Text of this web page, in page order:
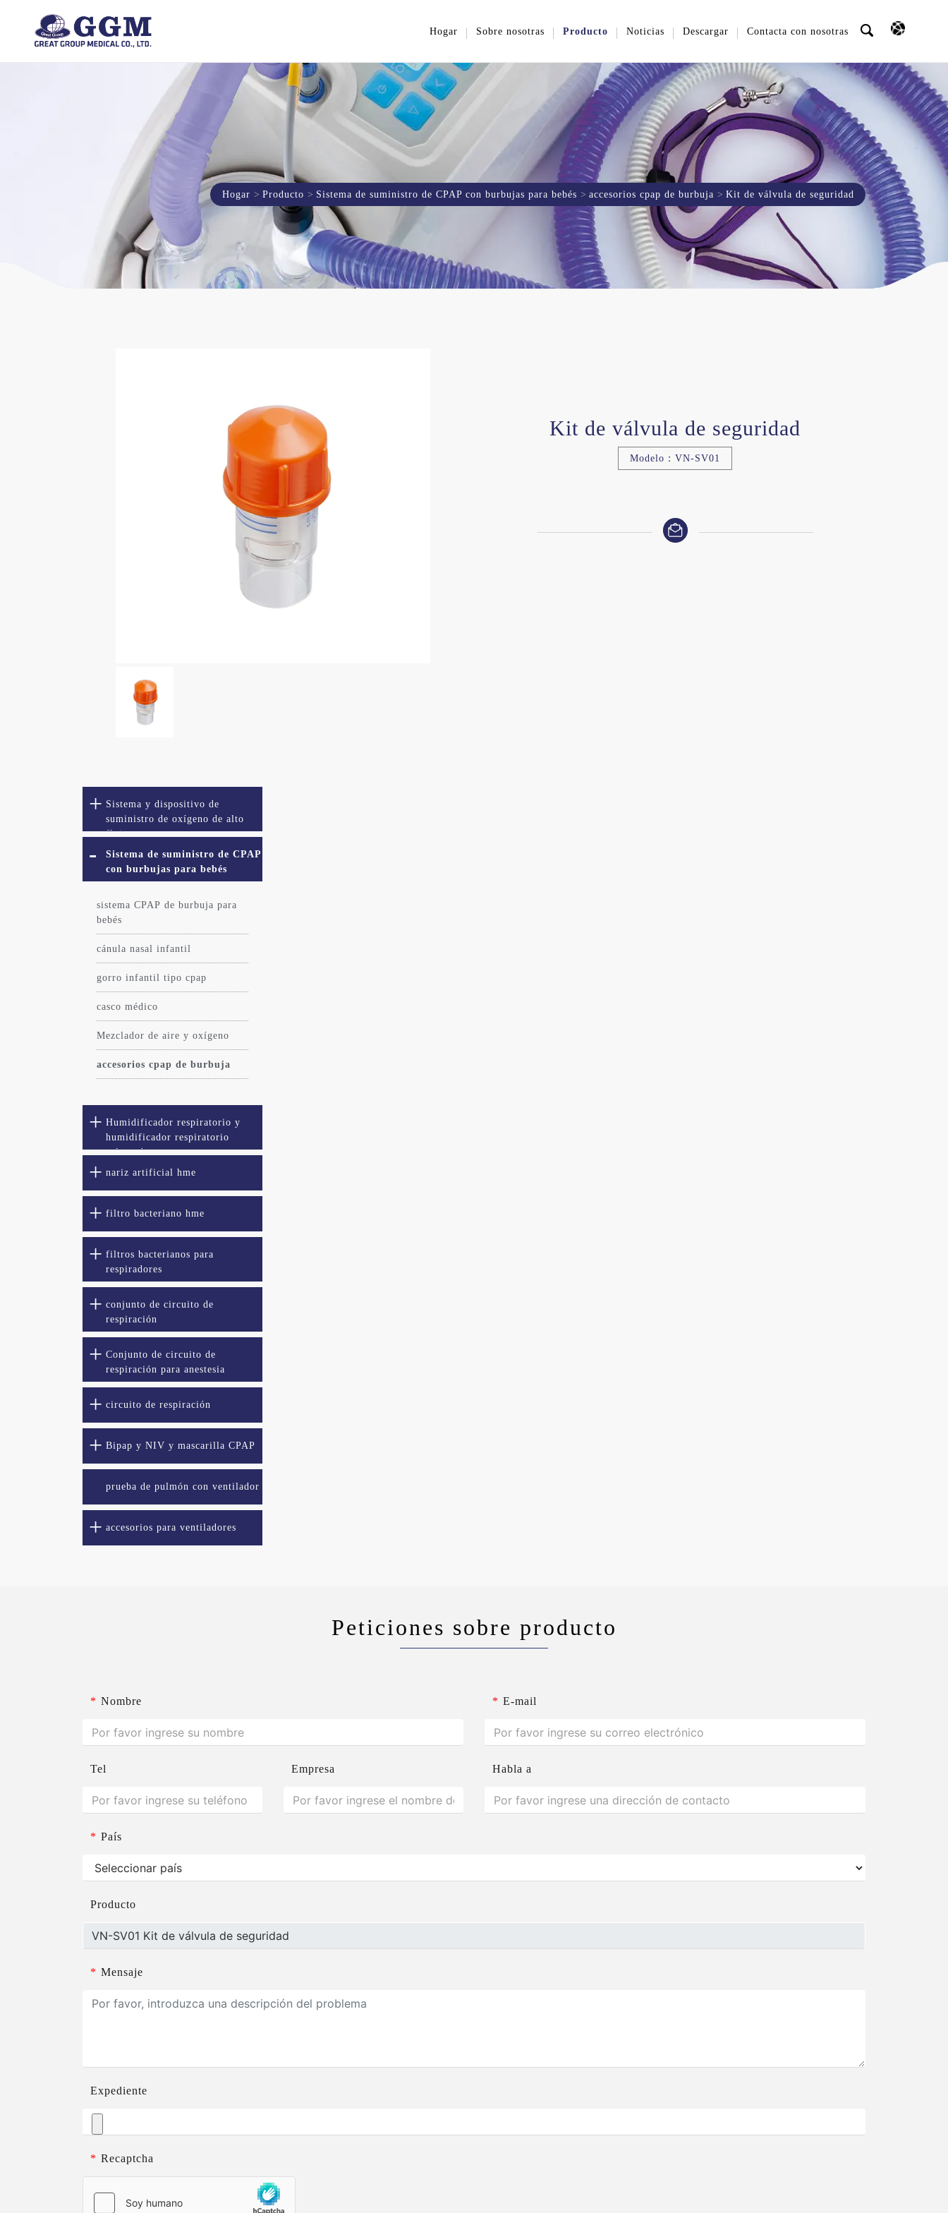
Hogar Sobre nosotras Producto Noticias Descargar Contacta con nosotras
Hogar Producto Sistema de suministro de CPAP con burbujas para bebés accesorios cpap de burbuja Kit de válvula de seguridad
Kit de válvula de seguridad
Modelo：VN-SV01
Sistema y dispositivo de
suministro de oxígeno de alto
flujo
Sistema de suministro de CPAP
con burbujas para bebés
sistema CPAP de burbuja para
bebés
cánula nasal infantil
gorro infantil tipo cpap
casco médico
Mezclador de aire y oxígeno
accesorios cpap de burbuja
Humidificador respiratorio y
humidificador respiratorio
calentado
nariz artificial hme
filtro bacteriano hme
filtros bacterianos para
respiradores
conjunto de circuito de
respiración
Conjunto de circuito de
respiración para anestesia
circuito de respiración
Bipap y NIV y mascarilla CPAP
prueba de pulmón con ventilador
accesorios para ventiladores
Peticiones sobre producto
* Nombre * E-mail
Tel Empresa Habla a
* País
Producto
* Mensaje
Expediente
* Recaptcha